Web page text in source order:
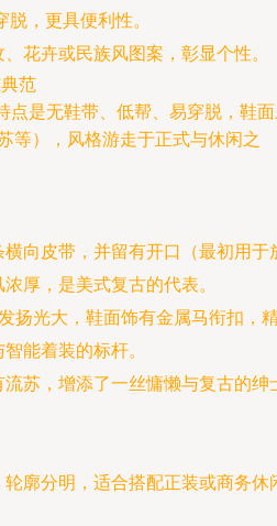
脱，更具便利性。
、花卉或民族风图案，彰显个性。
范
点是无鞋带、低帮、易穿脱，鞋
等），风格游走于正式与休闲之
横向皮带，并留有开口（最初用于
厚，是美式复古的代表。
扬光大，鞋面饰有金属马衔扣，
能着装的标杆。
流苏，增添了一丝慵懒与复古的绅
轮廓分明，适合搭配正装或商务休